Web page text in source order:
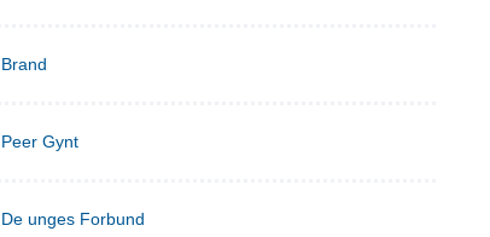
Brand
Peer Gynt
De unges Forbund